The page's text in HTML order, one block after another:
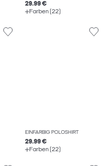
29.99 €
Farben (22)
EINFARBIG POLOSHIRT
29.99 €
Farben (22)